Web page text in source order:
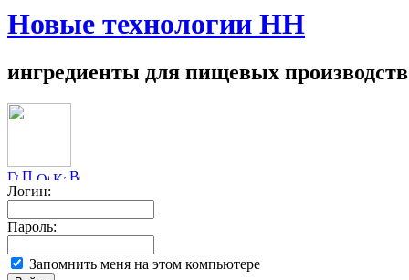
Новые технологии НН
ингредиенты для пищевых производств
Логин:
Пароль:
Запомнить меня на этом компьютере